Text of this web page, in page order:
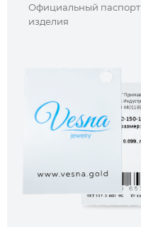
Официальный паспорт
изделия